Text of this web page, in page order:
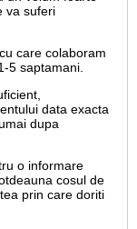
va suferi
care colaboram
5 saptamani.
data exacta
dupa
o informare
cosul de
prin care doriti